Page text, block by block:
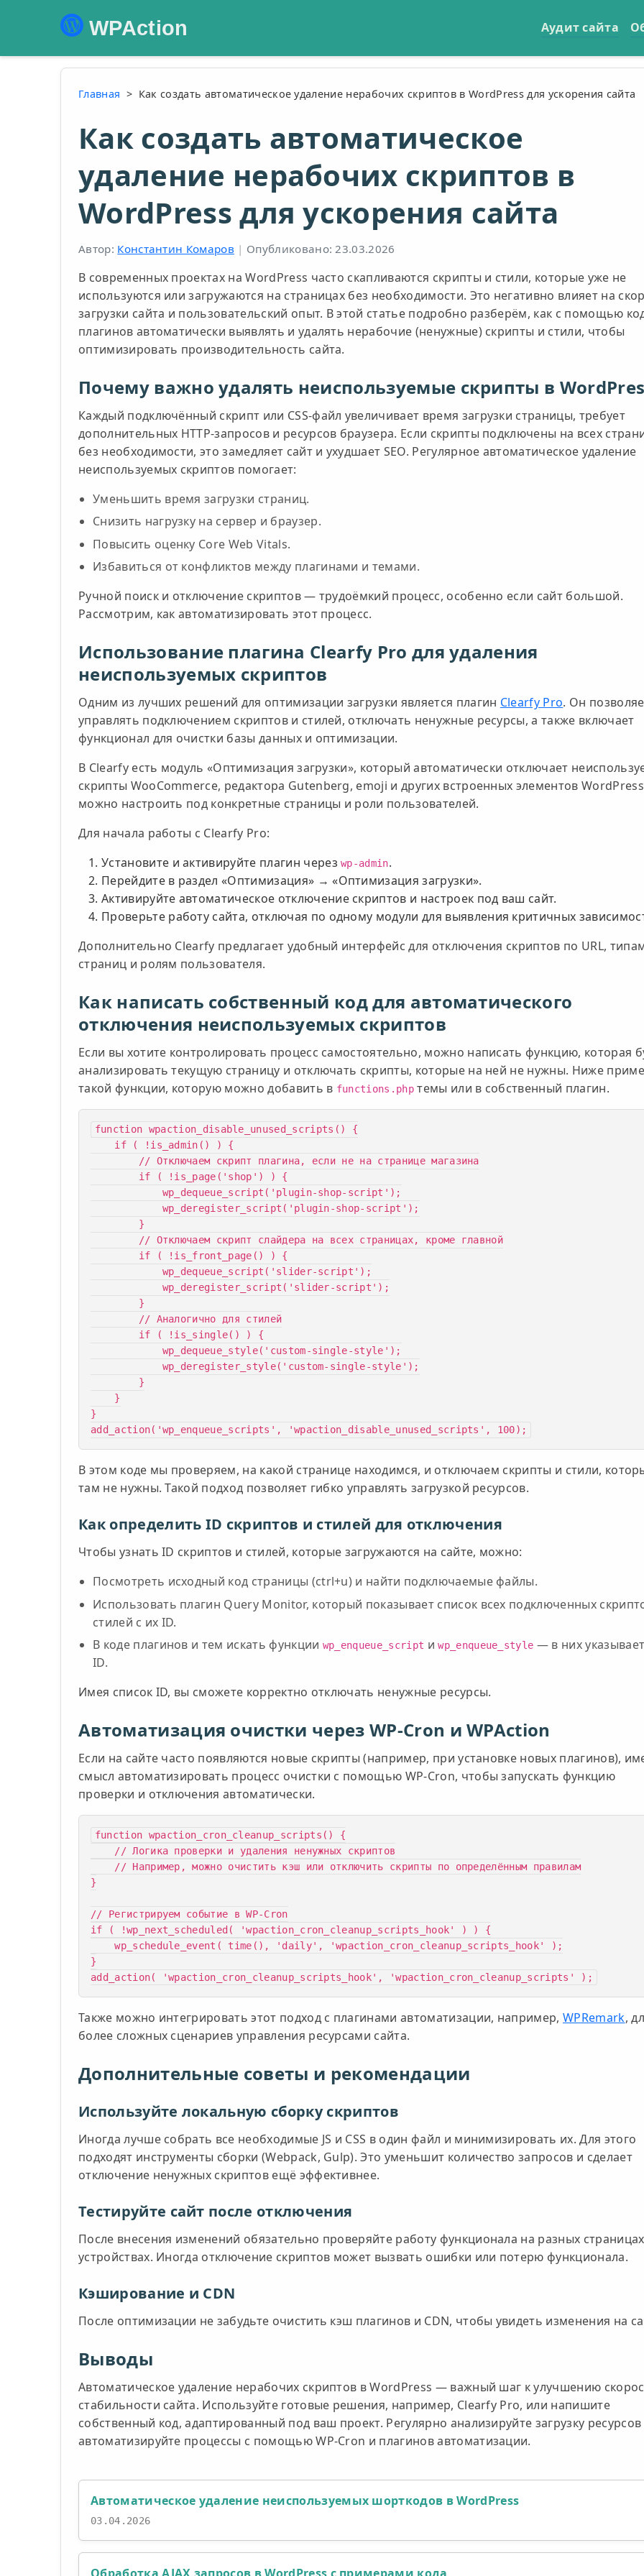
WPAction Аудит сайта
Главная > Как создать автоматическое удаление нерабочих скриптов в WordPress для ускорения сайта
Как создать автоматическое
удаление нерабочих скриптов в
WordPress для ускорения сайта
Автор: Константин Комаров | Опубликовано: 23.03.2026
В современных проектах на WordPress часто скапливаются скрипты и стили, которые уже не
используются или загружаются на страницах без необходимости. Это негативно влияет на
загрузки сайта и пользовательский опыт. В этой статье подробно разберём, как с помощью
плагинов автоматически выявлять и удалять нерабочие (ненужные) скрипты и стили, чтобы
оптимизировать производительность сайта.
Почему важно удалять неиспользуемые скрипты в
Каждый подключённый скрипт или CSS-файл увеличивает время загрузки страницы, требует
дополнительных HTTP-запросов и ресурсов браузера. Если скрипты подключены на всех
без необходимости, это замедляет сайт и ухудшает SEO. Регулярное автоматическое удаление
неиспользуемых скриптов помогает:
Уменьшить время загрузки страниц.
Снизить нагрузку на сервер и браузер.
Повысить оценку Core Web Vitals.
Избавиться от конфликтов между плагинами и темами.
Ручной поиск и отключение скриптов — трудоёмкий процесс, особенно если сайт большой.
Рассмотрим, как автоматизировать этот процесс.
Использование плагина Clearfy Pro для удаления
неиспользуемых скриптов
Одним из лучших решений для оптимизации загрузки является плагин Clearfy Pro. Он
управлять подключением скриптов и стилей, отключать ненужные ресурсы, а также включает
функционал для очистки базы данных и оптимизации.
В Clearfy есть модуль «Оптимизация загрузки», который автоматически отключает
скрипты WooCommerce, редактора Gutenberg, emoji и других встроенных элементов
можно настроить под конкретные страницы и роли пользователей.
Для начала работы с Clearfy Pro:
Установите и активируйте плагин черезwp-admin.
Перейдите в раздел «Оптимизация» → «Оптимизация загрузки».
Активируйте автоматическое отключение скриптов и настроек под ваш сайт.
Проверьте работу сайта, отключая по одному модули для выявления критичных
Дополнительно Clearfy предлагает удобный интерфейс для отключения скриптов по URL,
страниц и ролям пользователя.
Как написать собственный код для автоматического
отключения неиспользуемых скриптов
Если вы хотите контролировать процесс самостоятельно, можно написать функцию, которая
анализировать текущую страницу и отключать скрипты, которые на ней не нужны. Ниже
такой функции, которую можно добавить в functions.phpтемы или в собственный плагин.
function wpaction_disable_unused_scripts() {
}
add_action('wp_enqueue_scripts', 'wpaction_disable_unused_scripts', 100);
В этом коде мы проверяем, на какой странице находимся, и отключаем скрипты и стили,
там не нужны. Такой подход позволяет гибко управлять загрузкой ресурсов.
Как определить ID скриптов и стилей для отключения
Чтобы узнать ID скриптов и стилей, которые загружаются на сайте, можно:
Посмотреть исходный код страницы (ctrl+u) и найти подключаемые файлы.
Использовать плагин Query Monitor, который показывает список всех подключенных
стилей с их ID.
В коде плагинов и тем искать функции wp_enqueue_script иwp_enqueue_style — в них
ID.
Имея список ID, вы сможете корректно отключать ненужные ресурсы.
Автоматизация очистки через WP-Cron и WPAction
Если на сайте часто появляются новые скрипты (например, при установке новых плагинов),
смысл автоматизировать процесс очистки с помощью WP-Cron, чтобы запускать функцию
проверки и отключения автоматически.
function wpaction_cron_cleanup_scripts() {
}
// Регистрируем событие в WP-Cron
if ( !wp_next_scheduled( 'wpaction_cron_cleanup_scripts_hook' ) ) {
    wp_schedule_event( time(), 'daily', 'wpaction_cron_cleanup_scripts_hook' );
}
add_action( 'wpaction_cron_cleanup_scripts_hook', 'wpaction_cron_cleanup_scripts' );
Также можно интегрировать этот подход с плагинами автоматизации, например,WPRemark,
более сложных сценариев управления ресурсами сайта.
Дополнительные советы и рекомендации
Используйте локальную сборку скриптов
Иногда лучше собрать все необходимые JS и CSS в один файл и минимизировать их. Для этого
подходят инструменты сборки (Webpack, Gulp). Это уменьшит количество запросов и сделает
отключение ненужных скриптов ещё эффективнее.
Тестируйте сайт после отключения
После внесения изменений обязательно проверяйте работу функционала на разных
устройствах. Иногда отключение скриптов может вызвать ошибки или потерю функционала.
Кэширование и CDN
После оптимизации не забудьте очистить кэш плагинов и CDN, чтобы увидеть изменения на
Выводы
Автоматическое удаление нерабочих скриптов в WordPress — важный шаг к улучшению
стабильности сайта. Используйте готовые решения, например, Clearfy Pro, или напишите
собственный код, адаптированный под ваш проект. Регулярно анализируйте загрузку ресурсов
автоматизируйте процессы с помощью WP-Cron и плагинов автоматизации.
Автоматическое удаление неиспользуемых шорткодов в WordPress
03.04.2026